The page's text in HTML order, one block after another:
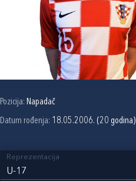
Pozicija: Napadač
Datum rođenja: 18.05.2006. (20 godina)
Reprezentacija
U-17